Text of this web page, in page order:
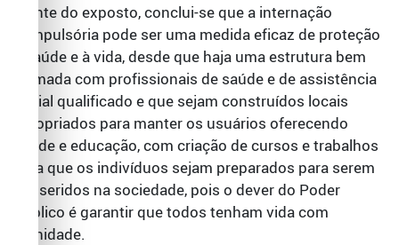
Diante do exposto, conclui-se que a internação
compulsória pode ser uma medida eficaz de proteção
à saúde e à vida, desde que haja uma estrutura bem
formada com profissionais de saúde e de assistência
social qualificado e que sejam construídos locais
apropriados para manter os usuários oferecendo
saúde e educação, com criação de cursos e trabalhos
para que os indivíduos sejam preparados para serem
reinseridos na sociedade, pois o dever do Poder
Público é garantir que todos tenham vida com
dignidade.